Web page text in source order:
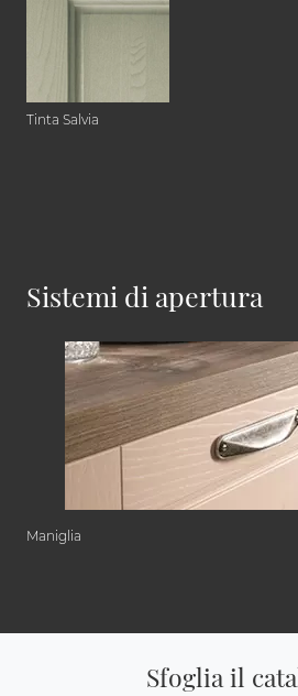
Tinta Salvia
Sistemi di apertura
Maniglia
Sfoglia il